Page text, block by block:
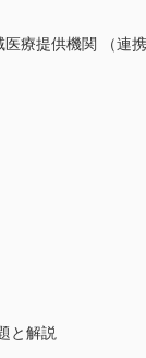
療提供機関 （連携
と解説